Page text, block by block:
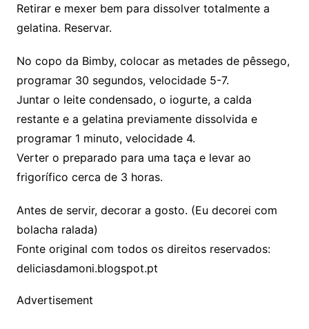
Retirar e mexer bem para dissolver totalmente a
gelatina. Reservar.
No copo da Bimby, colocar as metades de pêssego,
programar 30 segundos, velocidade 5-7.
Juntar o leite condensado, o iogurte, a calda
restante e a gelatina previamente dissolvida e
programar 1 minuto, velocidade 4.
Verter o preparado para uma taça e levar ao
frigorífico cerca de 3 horas.
Antes de servir, decorar a gosto. (Eu decorei com
bolacha ralada)
Fonte original com todos os direitos reservados:
deliciasdamoni.blogspot.pt
Advertisement